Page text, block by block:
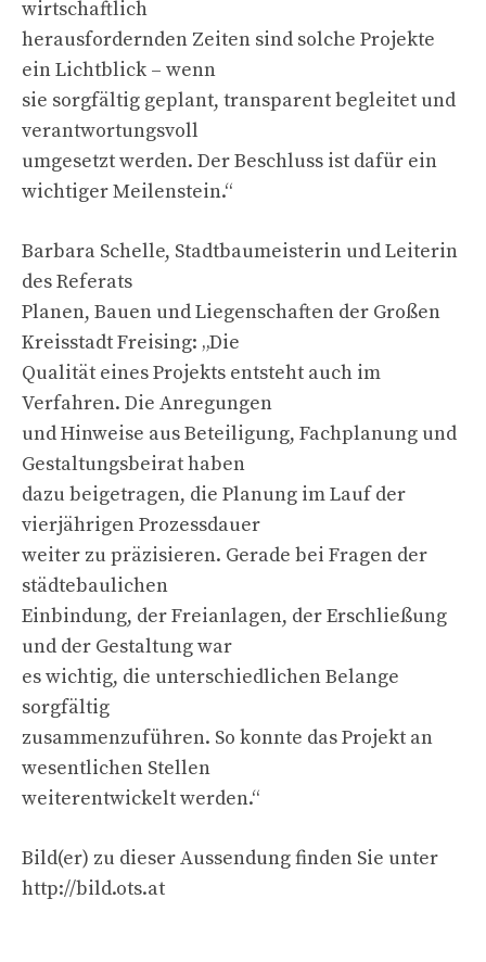
wirtschaftlich
herausfordernden Zeiten sind solche Projekte
ein Lichtblick – wenn
sie sorgfältig geplant, transparent begleitet und
verantwortungsvoll
umgesetzt werden. Der Beschluss ist dafür ein
wichtiger Meilenstein.“
Barbara Schelle, Stadtbaumeisterin und Leiterin
des Referats
Planen, Bauen und Liegenschaften der Großen
Kreisstadt Freising: „Die
Qualität eines Projekts entsteht auch im
Verfahren. Die Anregungen
und Hinweise aus Beteiligung, Fachplanung und
Gestaltungsbeirat haben
dazu beigetragen, die Planung im Lauf der
vierjährigen Prozessdauer
weiter zu präzisieren. Gerade bei Fragen der
städtebaulichen
Einbindung, der Freianlagen, der Erschließung
und der Gestaltung war
es wichtig, die unterschiedlichen Belange
sorgfältig
zusammenzuführen. So konnte das Projekt an
wesentlichen Stellen
weiterentwickelt werden.“
Bild(er) zu dieser Aussendung finden Sie unter
http://bild.ots.at